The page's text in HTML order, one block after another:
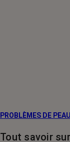
PROBLÈMES DE
Tout savoir